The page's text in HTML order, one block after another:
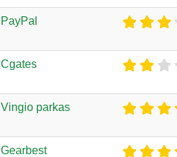
PayPal
Cgates
Vingio parkas
Gearbest